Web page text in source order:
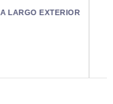
PARA ESCALERA LARGO